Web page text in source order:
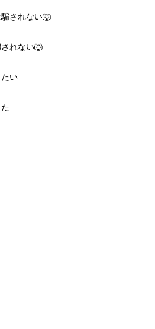
されない🐺
れない🐺
い